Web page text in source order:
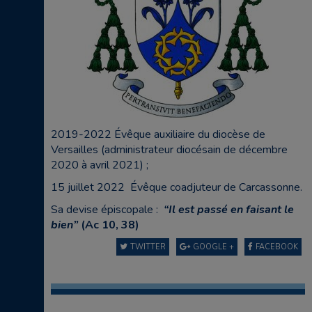
2019-2022 Évêque auxiliaire du diocèse de
Versailles (administrateur diocésain de décembre
2020 à avril 2021) ;
15 juillet 2022 Évêque coadjuteur de Carcassonne.
Sa devise épiscopale : “Il est passé en faisant le
bien” (Ac 10, 38)
FACEBOOK
GOOGLE +
TWITTER